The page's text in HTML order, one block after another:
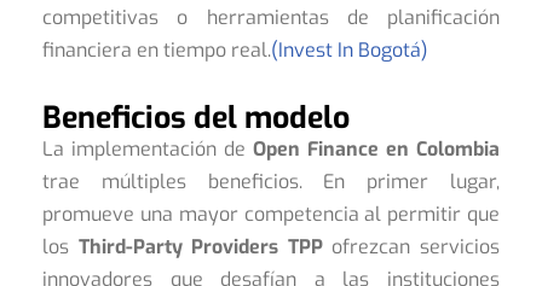
competitivas o herramientas de planificación
financiera en tiempo real.(Invest In Bogotá)
Beneficios del modelo
La implementación de Open Finance en Colombia
trae múltiples beneficios. En primer lugar,
promueve una mayor competencia al permitir que
los Third-Party Providers TPPofrezcan servicios
innovadores que desafían a las instituciones